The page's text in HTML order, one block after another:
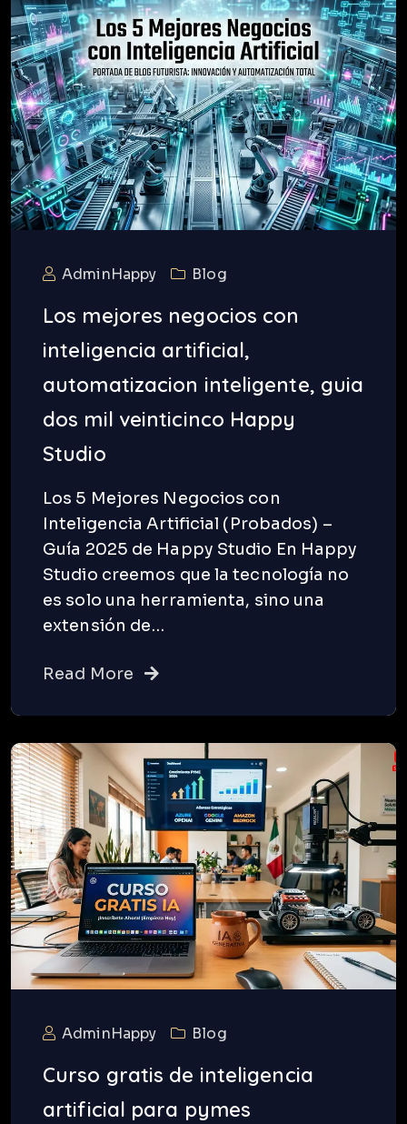
AdminHappy Blog
Los mejores negocios con
inteligencia artificial,
automatizacion inteligente, guia
dos mil veinticinco Happy
Studio
Los 5 Mejores Negocios con
Inteligencia Artificial (Probados) –
Guía 2025 de Happy Studio En Happy
Studio creemos que la tecnología no
es solo una herramienta, sino una
extensión de…
Read More
AdminHappy Blog
Curso gratis de inteligencia
artificial para pymes